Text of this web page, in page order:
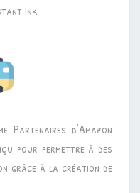
Ink
Partenaires d’Amazon
pour permettre à des
grâce à la création de